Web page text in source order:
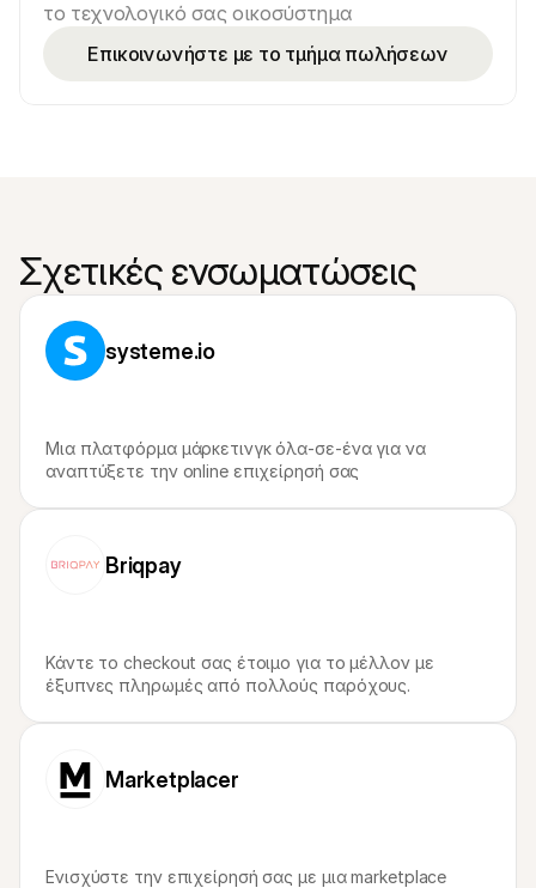
το τεχνολογικό σας οικοσύστημα
Επικοινωνήστε με το τμήμα πωλήσεων
Σχετικές ενσωματώσεις
systeme.io
Μια πλατφόρμα μάρκετινγκ όλα-σε-ένα για να
αναπτύξετε την online επιχείρησή σας
Briqpay
Κάντε το checkout σας έτοιμο για το μέλλον με
έξυπνες πληρωμές από πολλούς παρόχους.
Marketplacer
Ενισχύστε την επιχείρησή σας με μια marketplace